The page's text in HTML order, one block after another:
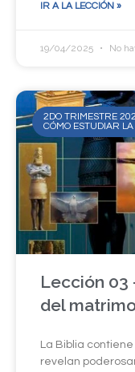
IR A LA LECCIÓN »
19/04/2025 No
2DO TRIMESTRE
CÓMO ESTUDIAR
Lección 03
del
La Biblia
revelan